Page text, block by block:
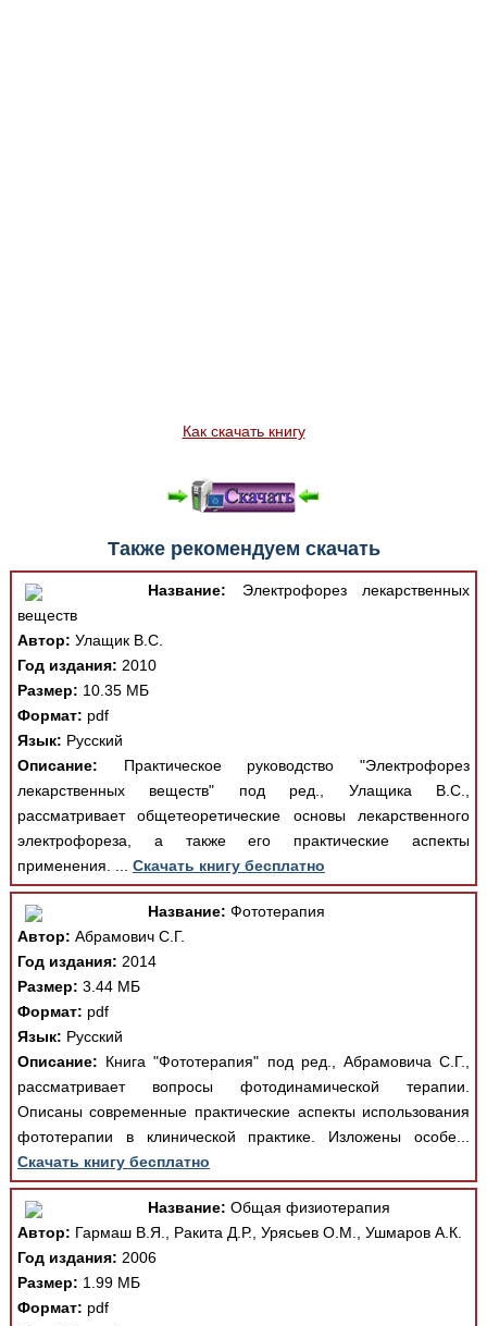
Как скачать книгу
Также рекомендуем скачать
Название: Электрофорез лекарственных
веществ
Автор: Улащик В.С.
Год издания: 2010
Размер: 10.35 МБ
Формат: pdf
Язык: Русский
Описание: Практическое руководство "Электрофорез
лекарственных веществ" под ред., Улащика В.С.,
рассматривает общетеоретические основы лекарственного
электрофореза, а также его практические аспекты
применения. ... Скачать книгу бесплатно
Название: Фототерапия
Автор: Абрамович С.Г.
Год издания: 2014
Размер: 3.44 МБ
Формат: pdf
Язык: Русский
Описание: Книга "Фототерапия" под ред., Абрамовича С.Г.,
рассматривает вопросы фотодинамической терапии.
Описаны современные практические аспекты использования
фототерапии в клинической практике. Изложены особе...
Скачать книгу бесплатно
Название: Общая физиотерапия
Автор: Гармаш В.Я., Ракита Д.Р., Урясьев О.М., Ушмаров А.К.
Год издания: 2006
Размер: 1.99 МБ
Формат: pdf